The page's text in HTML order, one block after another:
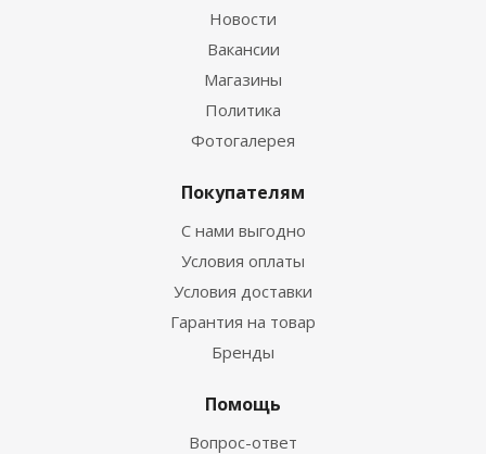
Новости
Вакансии
Магазины
Политика
Фотогалерея
Покупателям
С нами выгодно
Условия оплаты
Условия доставки
Гарантия на товар
Бренды
Помощь
Вопрос-ответ